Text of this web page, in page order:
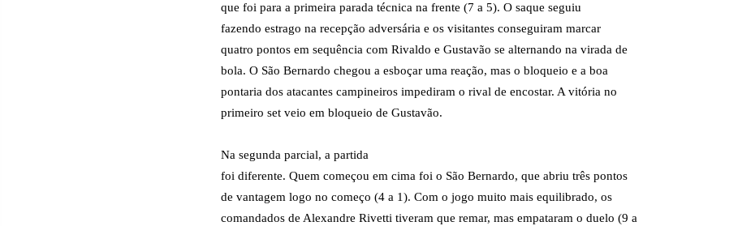
que foi para a primeira parada técnica na frente (7 a 5). O saque seguiu
fazendo estrago na recepção adversária e os visitantes conseguiram marcar
quatro pontos em sequência com Rivaldo e Gustavão se alternando na virada de
bola. O São Bernardo chegou a esboçar uma reação, mas o bloqueio e a boa
pontaria dos atacantes campineiros impediram o rival de encostar. A vitória no
primeiro set veio em bloqueio de Gustavão.
Na segunda parcial, a partida
foi diferente. Quem começou em cima foi o São Bernardo, que abriu três pontos
de vantagem logo no começo (4 a 1). Com o jogo muito mais equilibrado, os
comandados de Alexandre Rivetti tiveram que remar, mas empataram o duelo (9 a